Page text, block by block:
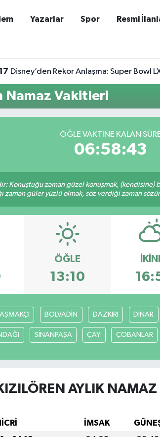
Yazarlar Spor Resmi
Disney’den Rekor Anlaşma: Super Bowl
Namaz Vakitleri
ÖĞLE VAKTINE KALAN
06:58:43
Konuştuğu zaman güzel konuşmak,
zaman güler yüzlü olmak, söz verdiği zaman
ÖĞLE
13:10
BOLVADİN DAZKIRI DİNAR
SİNANPAŞA ÇAY ÇOBANLAR
AYLIK NAMAZ
İMSAK